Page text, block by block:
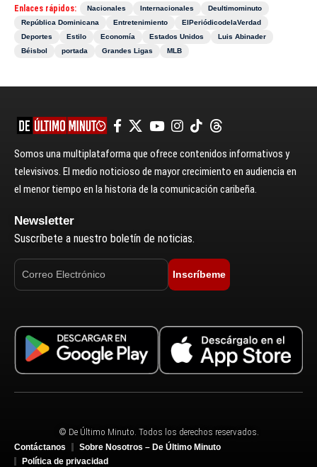
Enlaces rápidos: Nacionales Internacionales
Deultimominuto
República Dominicana
Entretenimiento
ElPeriódicodelaVerdad
Deportes
Estilo Economía Estados Unidos
Luis Abinader
Béisbol
portada Grandes Ligas MLB
Somos una multiplataforma que ofrece contenidos informativos y
televisivos. El medio noticioso de mayor crecimiento en audiencia en
el menor tiempo en la historia de la comunicación caribeña.
Newsletter
Suscríbete a nuestro boletín de noticias.
Inscríbeme
© De Último Minuto. Todos los derechos reservados.
Contáctanos
Sobre Nosotros – De Último Minuto
Política de privacidad